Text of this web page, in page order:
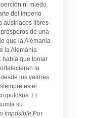
ni miedo.
del imperio
austriacos libres
de una
que la Alemania
la Alemania
había que tomar
la
los valores
es el
El
su
imposible .Por